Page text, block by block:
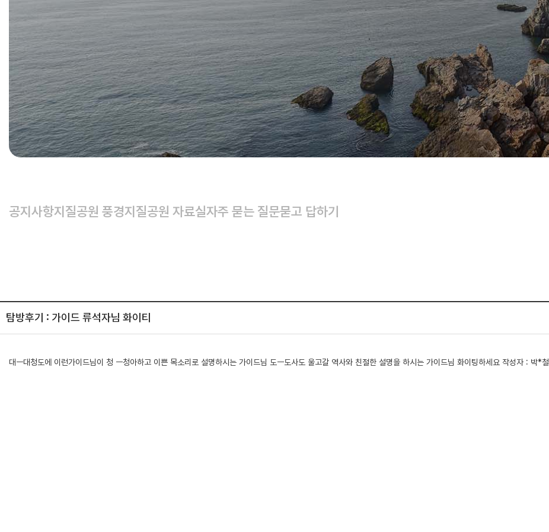
공지사항지질공원 풍경지질공원 자료실자주 묻는 질문묻고 답하기
탐방후기 : 가이드 류석자님 화이티
대ㅡ대청도에 이런가이드님이 청 ㅡ청아하고 이쁜 목소리로 설명하시는 가이드님 도ㅡ도사도 울고갈 역사와 친절한 설명을 하시는 가이드님 화이팅하세요 작성자 : 박*철